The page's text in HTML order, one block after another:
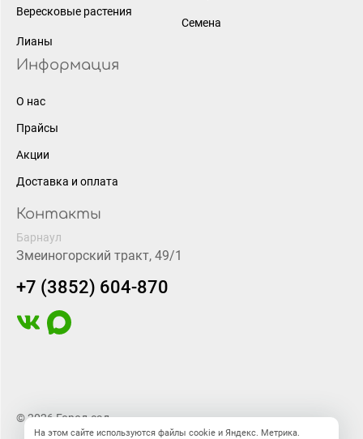
Вересковые растения
Лианы
Семена
Информация
О нас
Прайсы
Акции
Доставка и оплата
Контакты
Барнаул
Змеиногорский тракт, 49/1
+7 (3852) 604-870
© 2026 Город-сад
На этом сайте используются файлы cookie и Яндекс. Метрика.